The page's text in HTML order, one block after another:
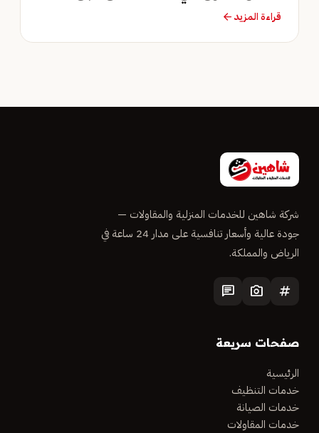
قراءة المزيدarrow_forward
شركة شاهين للخدمات المنزلية والمقاولات —
جودة عالية وأسعار تنافسية على مدار 24 ساعة في
الرياض والمملكة.
tag
photo_camera
chat
صفحات سريعة
الرئيسية
خدمات التنظيف
خدمات الصيانة
خدمات المقاولات